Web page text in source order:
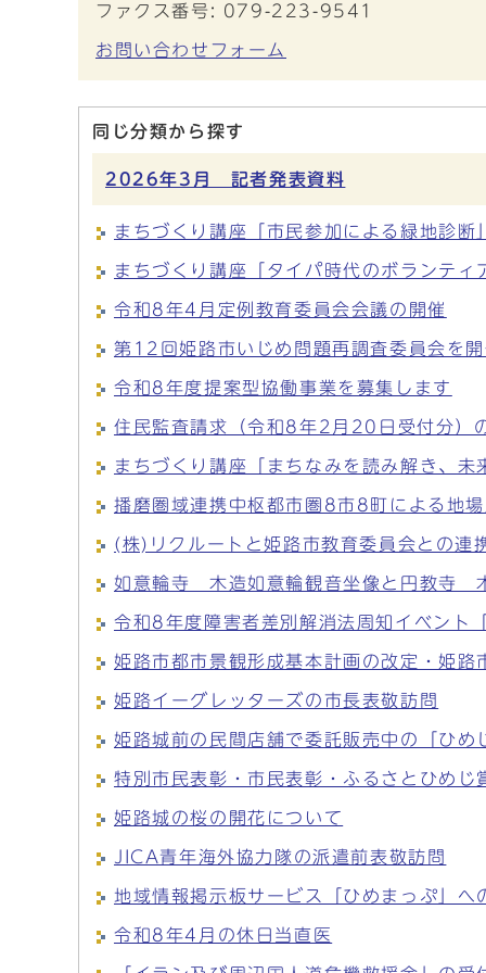
ファクス番号: 079-223-9541
お問い合わせフォーム
同じ分類から探す
2026年3月 記者発表資料
まちづくり講座「市民参加による緑地診断
まちづくり講座「タイパ時代のボランティ
令和8年4月定例教育委員会会議の開催
第12回姫路市いじめ問題再調査委員会を
令和8年度提案型協働事業を募集します
住民監査請求（令和8年2月20日受付分）
まちづくり講座「まちなみを読み解き、未
播磨圏域連携中枢都市圏8市8町による地
(株)リクルートと姫路市教育委員会との連
如意輪寺 木造如意輪観音坐像と円教寺
令和8年度障害者差別解消法周知イベン
姫路市都市景観形成基本計画の改定・姫
姫路イーグレッターズの市長表敬訪問
姫路城前の民間店舗で委託販売中の「ひ
特別市民表彰・市民表彰・ふるさとひめじ
姫路城の桜の開花について
JICA青年海外協力隊の派遣前表敬訪問
地域情報掲示板サービス「ひめまっぷ」
令和8年4月の休日当直医